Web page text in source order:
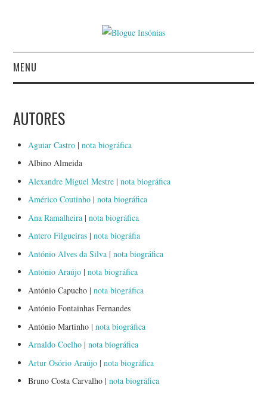
MENU
AUTORES
CONTACTO
POLÍTICA DE
PRIVACIDADE
AUTORES
Aguiar Castro |nota biográfica
Albino Almeida
Alexandre Miguel Mestre |nota biográfica
Américo Coutinho |nota biográfica
Ana Ramalheira |nota biográfica
Antero Filgueiras |nota biográfia
António Alves da Silva |nota biográfica
António Araújo |nota biográfica
António Capucho |nota biográfica
António Fontainhas Fernandes
António Martinho |nota biográfica
Arnaldo Coelho |nota biográfica
Artur Osório Araújo |nota biográfica
Bruno Costa Carvalho |nota biográfica